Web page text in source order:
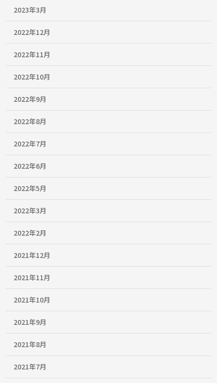
2023年3月
2022年12月
2022年11月
2022年10月
2022年9月
2022年8月
2022年7月
2022年6月
2022年5月
2022年3月
2022年2月
2021年12月
2021年11月
2021年10月
2021年9月
2021年8月
2021年7月